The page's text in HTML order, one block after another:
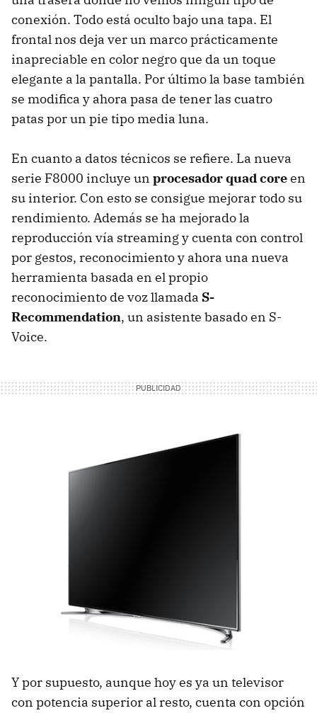
conexión. Todo está oculto bajo una tapa. El
frontal nos deja ver un marco prácticamente
inapreciable en color negro que da un toque
elegante a la pantalla. Por último la base también
se modifica y ahora pasa de tener las cuatro
patas por un pie tipo media luna.
En cuanto a datos técnicos se refiere. La nueva
serie F8000 incluye un procesador quad coreen
su interior. Con esto se consigue mejorar todo su
rendimiento. Además se ha mejorado la
reproducción vía streaming y cuenta con control
por gestos, reconocimiento y ahora una nueva
herramienta basada en el propio
reconocimiento de voz llamada S-
Recommendation, un asistente basado en S-
Voice.
Y por supuesto, aunque hoy es ya un televisor
con potencia superior al resto, cuenta con opción